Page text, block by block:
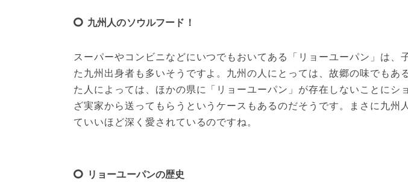
九州人のソウルフード！
スーパーやコンビニなどにいつでもおいてある「リョーユーパン」は、
た九州出身者も多いそうですよ。九州の人にとっては、故郷の味でもあ
た人によっては、ほかの県に「リョーユーパン」が存在しないことにシ
ざ実家から送ってもらうというケースもあるのだそうです。まさに九州
ていいほど深く愛されているのですね。
リョーユーパンの歴史